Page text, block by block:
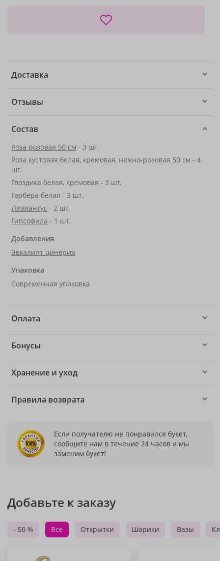
Доставка
Отзывы
Состав
Роза розовая 50 см - 3 шт.
Роза кустовая белая, кремовая, нежно-розовая 50 см - 4
шт.
Гвоздика белая, кремовая - 3 шт.
Гербера белая - 3 шт.
Лизиантус - 2 шт.
Гипсофила - 1 шт.
Добавления
Эвкалипт цинерия
Упаковка
Современная упаковка
Оплата
Бонусы
Хранение и уход
Правила возврата
Если получателю не понравился букет,
сообщите нам в течение 24 часов и мы
заменим букет!
Добавьте к заказу
- 50 % Все Открытки Шарики Вазы